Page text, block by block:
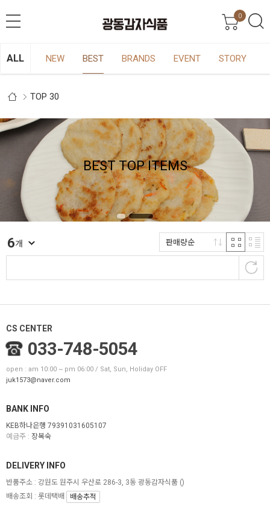
0
ALL NEW BEST BRANDS EVENT STORY
TOP 30
BEST TOP ITEMS
6개 판매량순
CS CENTER
033-748-5054
open : am 10:00 ~ pm 06:00 / Sat, Sun, Holiday OFF
juk1573@naver.com
BANK INFO
KEB하나은행 79391031605107
예금주 : 장복숙
DELIVERY INFO
반품주소 : 강원도 원주시 우산로 286-3, 3동 광동감자식품 ()
배송조회 : 롯데택배
배송추적